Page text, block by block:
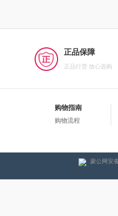
正品保障
正品行货 放心选购
购物指南
购物流程
蒙公网安